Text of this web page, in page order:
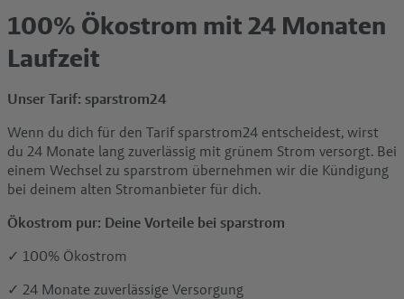
100% Ökostrom mit 24 Monaten
Laufzeit
Unser Tarif: sparstrom24
Wenn du dich für den Tarif sparstrom24 entscheidest, wirst
du 24 Monate lang zuverlässig mit grünem Strom versorgt. Bei
einem Wechsel zu sparstrom übernehmen wir die Kündigung
bei deinem alten Stromanbieter für dich.
Ökostrom pur: Deine Vorteile bei sparstrom
✓ 100% Ökostrom
✓ 24 Monate zuverlässige Versorgung